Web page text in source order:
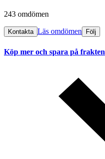
243 omdömen
Kontakta Läs omdömen Följ
Köp mer och spara på frakten